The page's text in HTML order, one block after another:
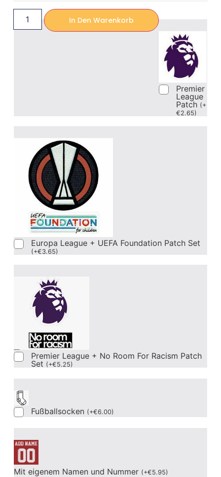
In Den Warenkorb
Premier
League
Patch (+
€2.65)
Europa League + UEFA Foundation Patch Set
(+€3.65)
Premier League + No Room For Racism Patch
Set (+€5.25)
Fußballsocken (+€6.00)
Mit eigenem Namen und Nummer (+€5.95)